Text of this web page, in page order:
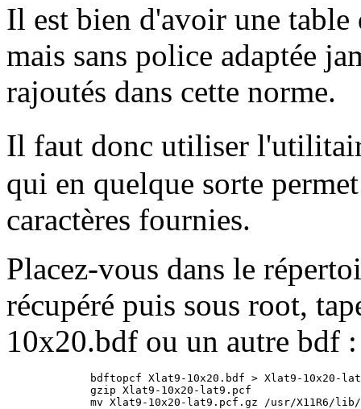
Il est bien d'avoir une
mais sans police adaptée
rajoutés dans cette norme.
Il faut donc utiliser
qui en quelque sorte
caractères fournies.
Placez-vous dans le
récupéré puis sous root,
10x20.bdf ou un autre bdf :
bdftopcf Xlat9-10x20.bdf > Xlat9-10x20-
        gzip Xlat9-10x20-lat9.pcf
mv Xlat9-10x20-lat9.pcf.gz /usr/X11R6/